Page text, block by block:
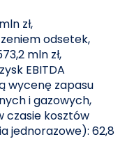
zł,
odsetek,
mln zł,
EBITDA
wycenę zapasu
i gazowych,
czasie kosztów
jednorazowe): 62,8